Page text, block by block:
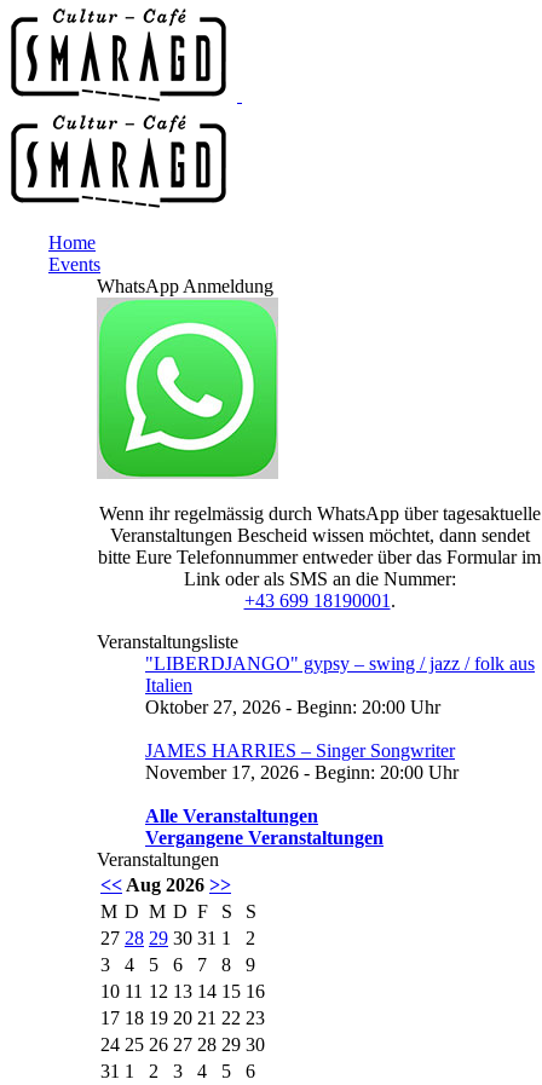
Home
Events
WhatsApp Anmeldung
Wenn ihr regelmässig durch WhatsApp über tagesaktuelle
Veranstaltungen Bescheid wissen möchtet, dann sendet
bitte Eure Telefonnummer entweder über das Formular im
Link oder als SMS an die Nummer:
+43 699 18190001 .
Veranstaltungsliste
"LIBERDJANGO" gypsy – swing / jazz / folk aus
Italien
Oktober 27, 2026 - Beginn: 20:00 Uhr
JAMES HARRIES – Singer Songwriter
November 17, 2026 - Beginn: 20:00 Uhr
Alle Veranstaltungen
Vergangene Veranstaltungen
Veranstaltungen
<< Aug 2026 >>
M D M D F S
S
27 28 29 30 31 1
2
3
4 5 6 7 8
9
10 11 12 13 14 15 16
17 18 19 20 21 22 23
24 25 26 27 28 29 30
31 1 2 3 4 5
6